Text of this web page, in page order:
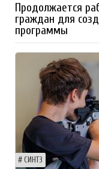
Продолжается
граждан для
программы
СИНТЗ